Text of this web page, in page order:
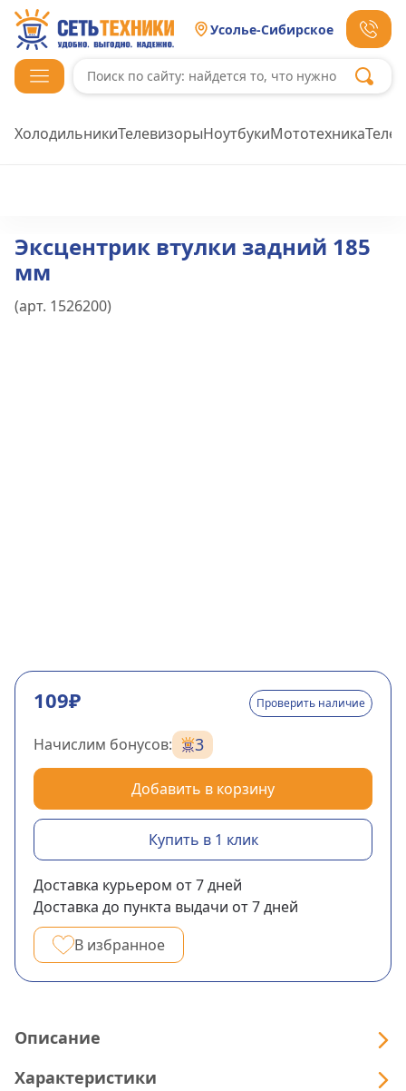
Усолье-Сибирское
ХолодильникиТелевизорыНоутбукиМототехника
Эксцентрик втулки задний 185
мм
(арт. 1526200)
109₽ Проверить наличие
Начислим бонусов: 3
Добавить в корзину
Купить в 1 клик
Доставка курьером от 7дней
Доставка до пункта выдачи от 7дней
В избранное
Описание
Характеристики